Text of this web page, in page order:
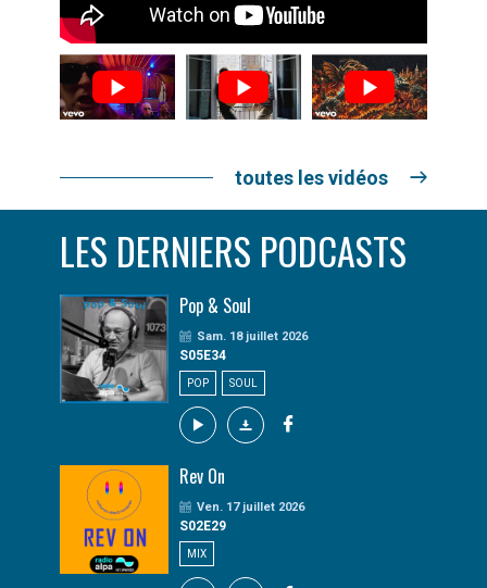
toutes les vidéos
LES DERNIERS PODCASTS
Pop & Soul
Sam. 18 juillet 2026
S05E34
POP SOUL
Rev On
Ven. 17 juillet 2026
S02E29
MIX